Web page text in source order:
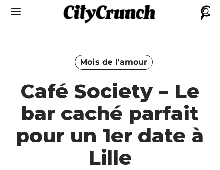
Mois de l'amour
Café Society – Le
bar caché parfait
pour un 1er date à
Lille